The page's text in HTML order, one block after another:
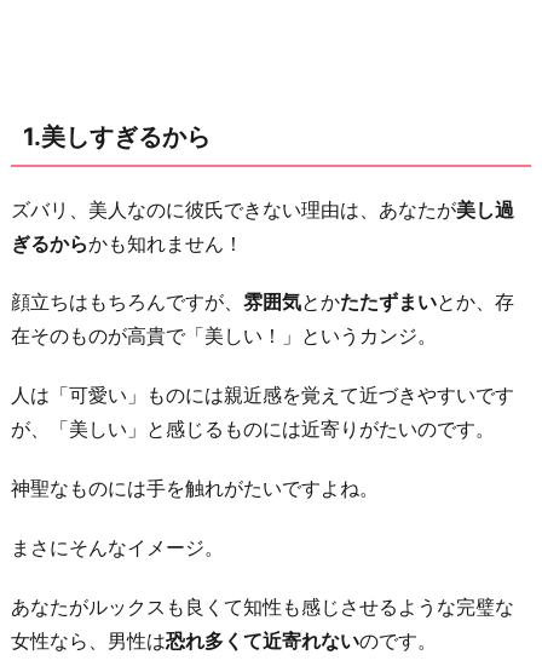
だ
か
ら
3.
想
が
な
い
ら
色
が
な
1.美しすぎるから
ズバリ、美人なのに彼氏できない理由は、あなたが美し過
ぎるからかも知れません！
顔立ちはもちろんですが、 雰囲気とかたたずまいとか、存
在そのものが高貴で「美しい！」というカンジ。
人は「可愛い」ものには親近感を覚えて近づきやすいです
が、「美しい」と感じるものには近寄りがたいのです。
神聖なものには手を触れがたいですよね。
まさにそんなイメージ。
あなたがルックスも良くて知性も感じさせるような完璧な
女性なら、男性は恐れ多くて近寄れないのです。